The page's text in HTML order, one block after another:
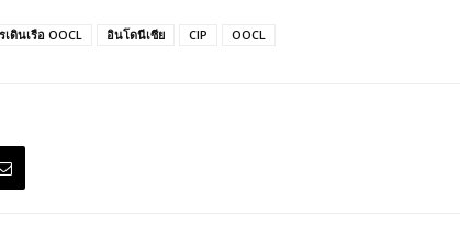
เดินเรือ OOCL อินโดนีเซีย CIP OOCL